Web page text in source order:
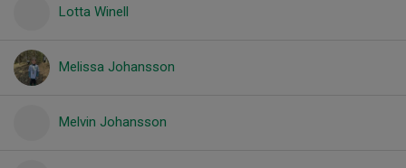
Lotta Winell
Melissa Johansson
Melvin Johansson